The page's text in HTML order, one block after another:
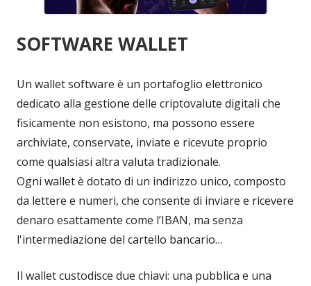
SOFTWARE WALLET
Un wallet software è un portafoglio elettronico
dedicato alla gestione delle criptovalute digitali che
fisicamente non esistono, ma possono essere
archiviate, conservate, inviate e ricevute proprio
come qualsiasi altra valuta tradizionale.
Ogni wallet è dotato di un indirizzo unico, composto
da lettere e numeri, che consente di inviare e ricevere
denaro esattamente come l’IBAN, ma senza
l'intermediazione del cartello bancario…
Il wallet custodisce due chiavi: una pubblica e una